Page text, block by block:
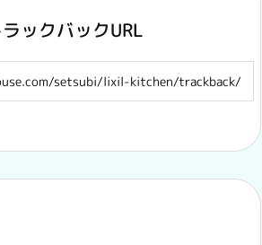
ックバックURL